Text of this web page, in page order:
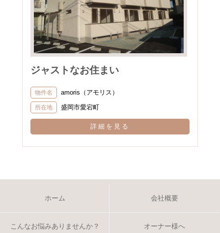
ジャストなお住まい
物件名 amoris（アモリス）
所在地 盛岡市愛宕町
詳細を見る
ホーム 会社概要
こんなお悩みありませんか？ オーナー様へ